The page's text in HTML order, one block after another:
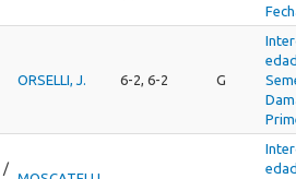
ORSELLI, J. 6-2, 6-2 G
/